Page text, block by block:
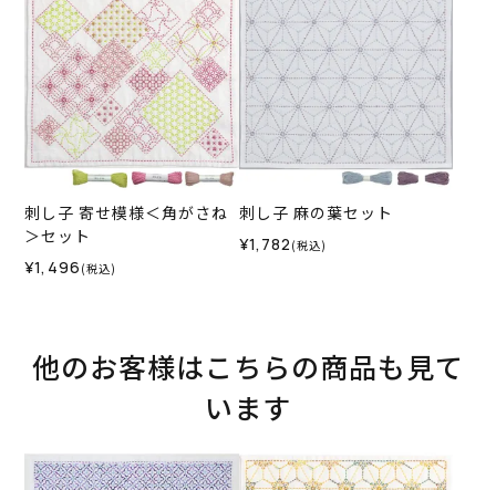
刺し子 寄せ模様＜角がさね
＞セット
¥1,496 (税込)
刺し子 麻の葉セット
¥1,782 (税込)
他のお客様はこちらの商品も見て
います